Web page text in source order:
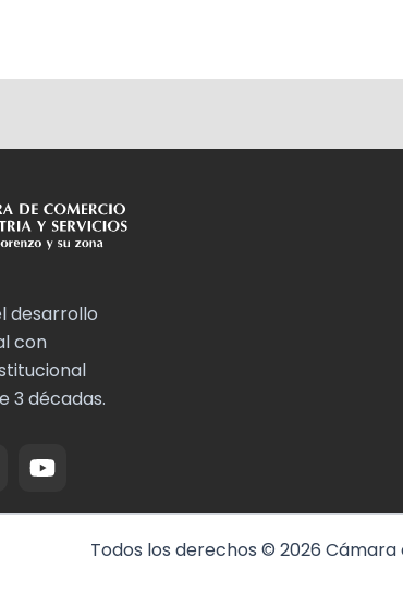
desarrollo
con
3 décadas.
Todos los derechos © 2026 Cámara